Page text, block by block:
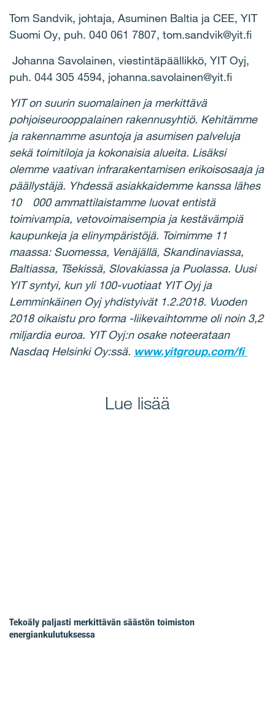
Tom Sandvik, johtaja, Asuminen Baltia ja CEE, YIT
Suomi Oy, puh. 040 061 7807, tom.sandvik@yit.fi
Johanna Savolainen, viestintäpäällikkö, YIT Oyj,
puh. 044 305 4594, johanna.savolainen@yit.fi
YIT on suurin suomalainen ja merkittävä
pohjoiseurooppalainen rakennusyhtiö. Kehitämme
ja rakennamme asuntoja ja asumisen palveluja
sekä toimitiloja ja kokonaisia alueita. Lisäksi
olemme vaativan infrarakentamisen erikoisosaaja ja
päällystäjä. Yhdessä asiakkaidemme kanssa lähes
10
000 ammattilaistamme luovat entistä
toimivampia, vetovoimaisempia ja kestävämpiä
kaupunkeja ja elinympäristöjä. Toimimme 11
maassa: Suomessa, Venäjällä, Skandinaviassa,
Baltiassa, Tšekissä, Slovakiassa ja Puolassa. Uusi
YIT syntyi, kun yli 100-vuotiaat YIT Oyj ja
Lemminkäinen Oyj yhdistyivät 1.2.2018. Vuoden
2018 oikaistu pro forma -liikevaihtomme oli noin 3,2
miljardia euroa. YIT Oyj:n osake noteerataan
Nasdaq Helsinki Oy:ssä. www.yitgroup.com/fi
Lue lisää
Tekoäly paljasti merkittävän säästön toimiston
energiankulutuksessa